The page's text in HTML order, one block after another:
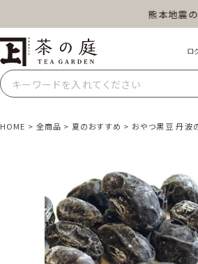
熊本地震の
茶の庭オンラインショ
HOME 全商品 夏のおすすめ おやつ黒豆 丹波